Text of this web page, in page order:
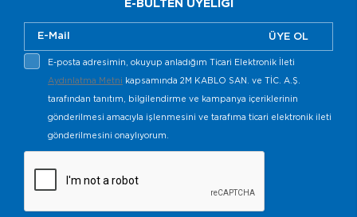
E-BÜLTEN ÜYELİĞİ
ÜYE OL
E-posta adresimin, okuyup anladığım Ticari Elektronik İleti
Aydınlatma Metni kapsamında 2M KABLO SAN. ve TİC. A.Ş.
tarafından tanıtım, bilgilendirme ve kampanya içeriklerinin
gönderilmesi amacıyla işlenmesini ve tarafıma ticari elektronik ileti
gönderilmesini onaylıyorum.